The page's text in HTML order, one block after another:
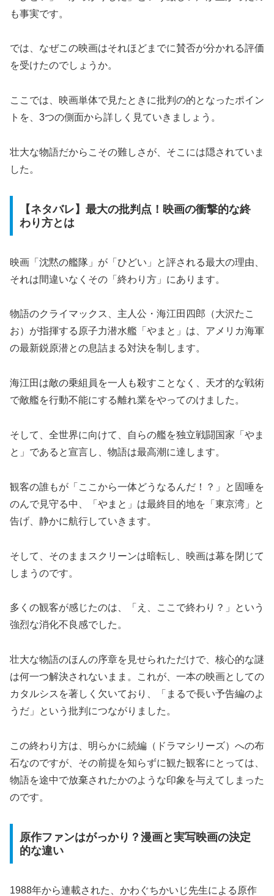
も事実です。
では、なぜこの映画はそれほどまでに賛否が分かれる評価
を受けたのでしょうか。
ここでは、映画単体で見たときに批判の的となったポイン
トを、3つの側面から詳しく見ていきましょう。
壮大な物語だからこその難しさが、そこには隠されていま
した。
【ネタバレ】最大の批判点！映画の衝撃的な終
わり方とは
映画「沈黙の艦隊」が「ひどい」と評される最大の理由、
それは間違いなくその「終わり方」にあります。
物語のクライマックス、主人公・海江田四郎（大沢たこ
お）が指揮する原子力潜水艦「やまと」は、アメリカ海軍
の最新鋭原潜との息詰まる対決を制します。
海江田は敵の乗組員を一人も殺すことなく、天才的な戦術
で敵艦を行動不能にする離れ業をやってのけました。
そして、全世界に向けて、自らの艦を独立戦闘国家「やま
と」であると宣言し、物語は最高潮に達します。
観客の誰もが「ここから一体どうなるんだ！？」と固唾を
のんで見守る中、「やまと」は最終目的地を「東京湾」と
告げ、静かに航行していきます。
そして、そのままスクリーンは暗転し、映画は幕を閉じて
しまうのです。
多くの観客が感じたのは、「え、ここで終わり？」という
強烈な消化不良感でした。
壮大な物語のほんの序章を見せられただけで、核心的な謎
は何一つ解決されないまま。これが、一本の映画としての
カタルシスを著しく欠いており、「まるで長い予告編のよ
うだ」という批判につながりました。
この終わり方は、明らかに続編（ドラマシリーズ）への布
石なのですが、その前提を知らずに観た観客にとっては、
物語を途中で放棄されたかのような印象を与えてしまった
のです。
原作ファンはがっかり？漫画と実写映画の決定
的な違い
1988年から連載された、かわぐちかいじ先生による原作